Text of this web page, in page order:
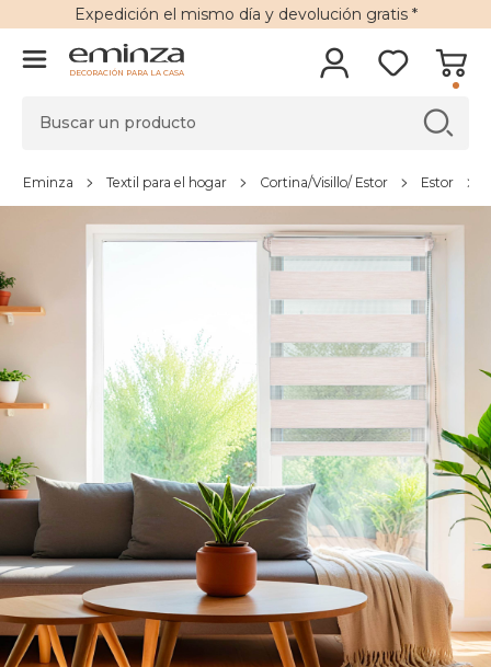
Expedición el mismo día y devolución gratis*
DECORACIÓN PARA LA CASA
Eminza Textil para el hogar Cortina/Visillo/ Estor Estor